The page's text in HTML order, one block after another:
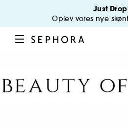
Just
Oplev vores nye